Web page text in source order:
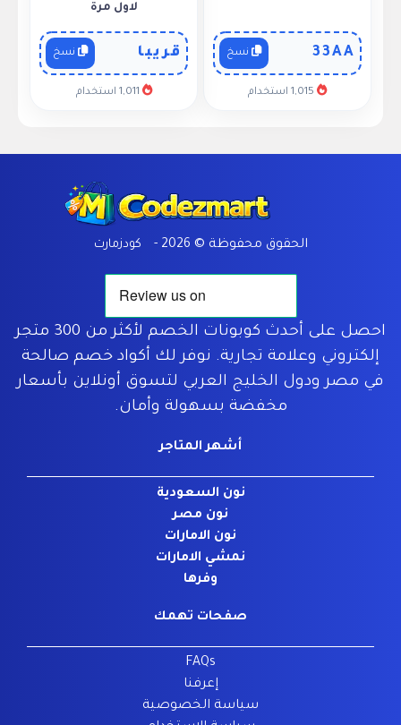
33AA
لاول مرة
قريبا
Homeالحقوق محفوظة © 2026 - كودزمارت
احصل على أحدث كوبونات الخصم لأكثر من 300 متجر
إلكتروني وعلامة تجارية. نوفر لك أكواد خصم صالحة
في مصر ودول الخليج العربي لتسوق أونلاين بأسعار
مخفضة بسهولة وأمان.
أشهر المتاجر
نون السعودية
نون مصر
نون الامارات
نمشي الامارات
وفرها
صفحات تهمك
FAQs
إعرفنا
سياسة الخصوصية